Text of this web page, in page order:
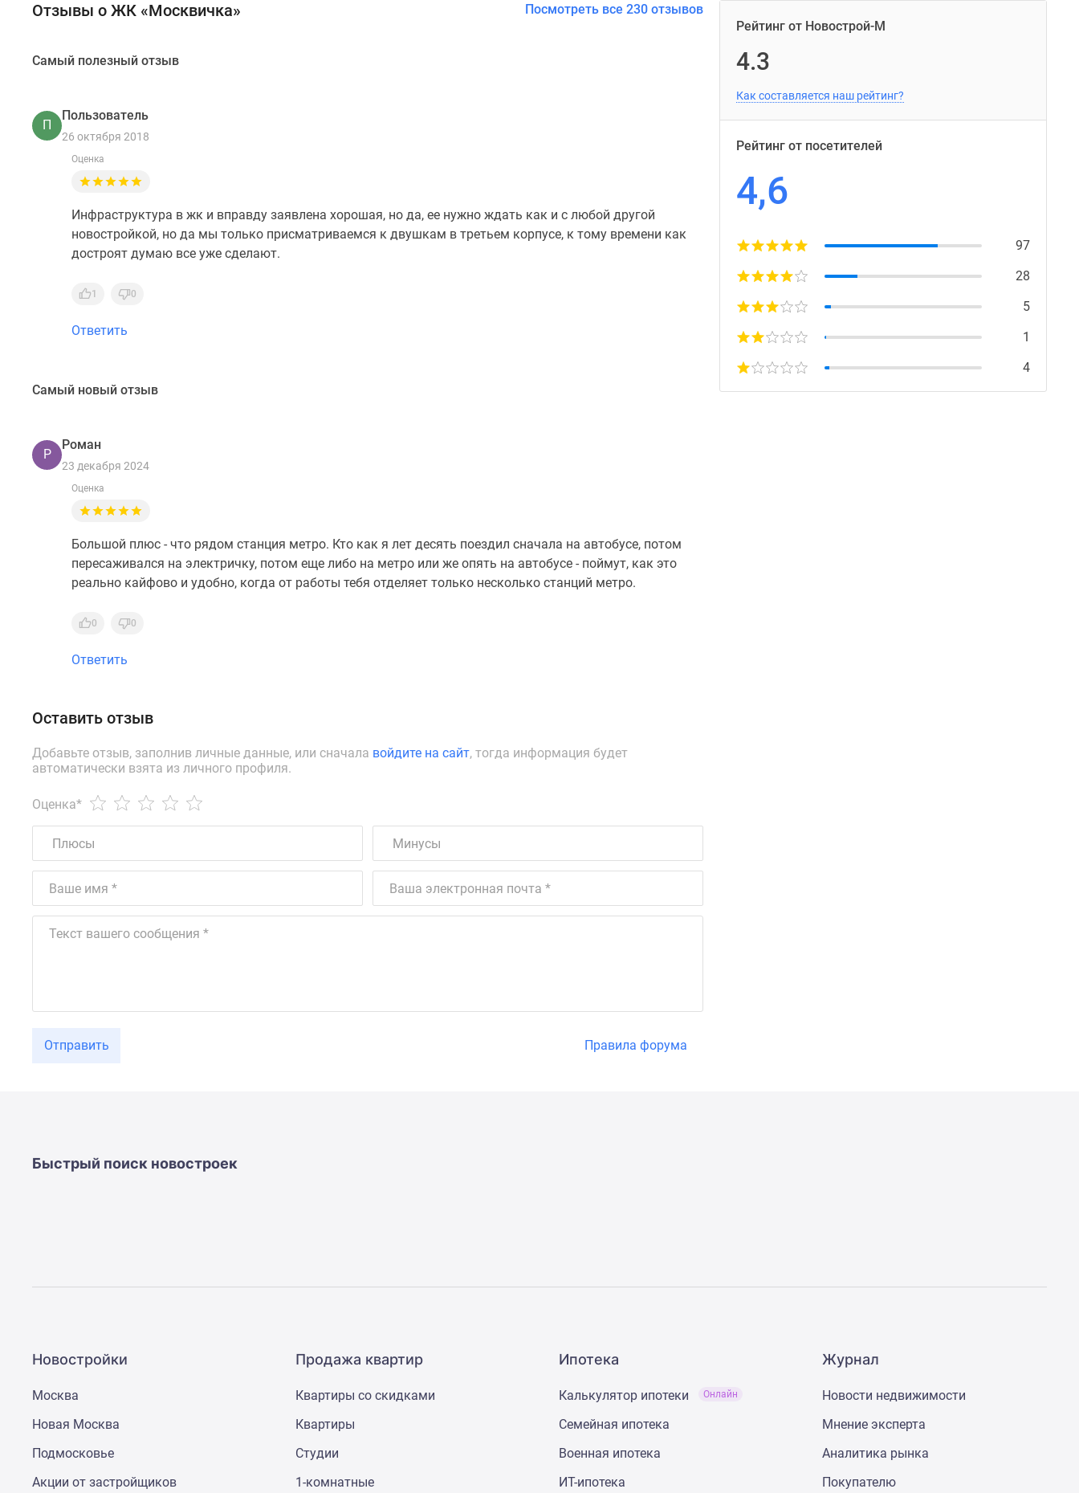
Отзывы о ЖК «Москвичка» Посмотреть все 230 отзывов
Самый полезный отзыв
П
Пользователь
26 октября 2018
Оценка
Инфраструктура в жк и вправду заявлена хорошая, но да, ее нужно ждать как и с любой другой
новостройкой, но да мы только присматриваемся к двушкам в третьем корпусе, к тому времени как
достроят думаю все уже сделают.
1 0
Ответить
Самый новый отзыв
Р
Роман
23 декабря 2024
Оценка
Большой плюс - что рядом станция метро. Кто как я лет десять поездил сначала на автобусе, потом
пересаживался на электричку, потом еще либо на метро или же опять на автобусе - поймут, как это
реально кайфово и удобно, когда от работы тебя отделяет только несколько станций метро.
0 0
Ответить
Оставить отзыв
Добавьте отзыв, заполнив личные данные, или сначала войдите на сайт, тогда информация будет
автоматически взята из личного профиля.
Оценка*
Отправить Правила форума
Рейтинг от Новострой-М
4.3
Как составляется наш рейтинг?
Рейтинг от посетителей
4,6
97
28
5
1
4
Быстрый поиск новостроек
Новостройки
Москва
Новая Москва
Подмосковье
Акции от застройщиков
Продажа квартир
Квартиры со скидками
Квартиры
Студии
1-комнатные
Ипотека
Калькулятор ипотеки Онлайн
Семейная ипотека
Военная ипотека
ИТ-ипотека
Журнал
Новости недвижимости
Мнение эксперта
Аналитика рынка
Покупателю